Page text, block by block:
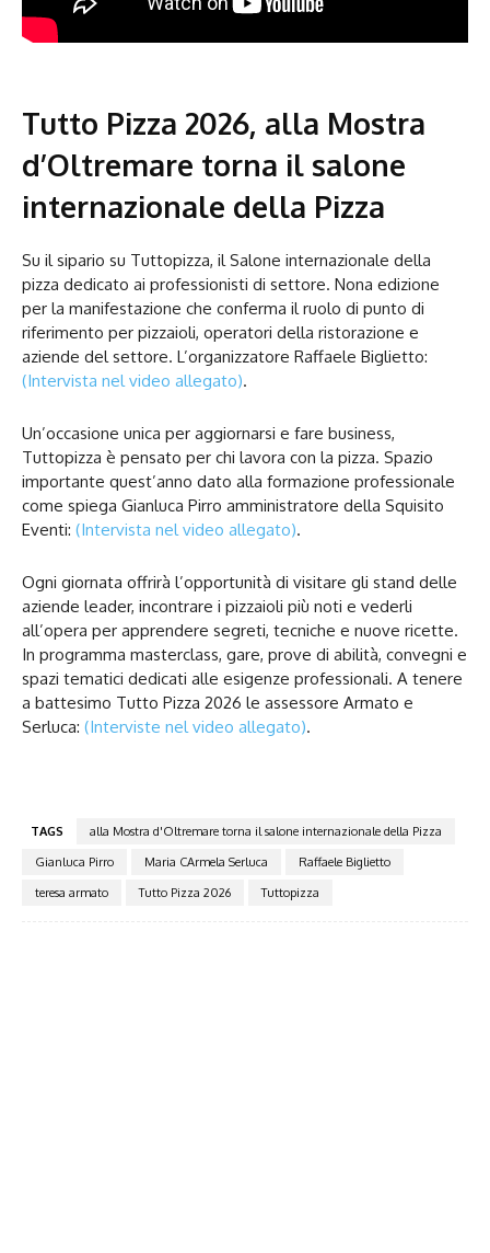
Tutto Pizza 2026, alla Mostra
d’Oltremare torna il salone
internazionale della Pizza
Su il sipario su Tuttopizza, il Salone internazionale della
pizza dedicato ai professionisti di settore. Nona edizione
per la manifestazione che conferma il ruolo di punto di
riferimento per pizzaioli, operatori della ristorazione e
aziende del settore. L’organizzatore Raffaele Biglietto:
(Intervista nel video allegato).
Un’occasione unica per aggiornarsi e fare business,
Tuttopizza è pensato per chi lavora con la pizza. Spazio
importante quest’anno dato alla formazione professionale
come spiega Gianluca Pirro amministratore della Squisito
Eventi: (Intervista nel video allegato).
Ogni giornata offrirà l’opportunità di visitare gli stand delle
aziende leader, incontrare i pizzaioli più noti e vederli
all’opera per apprendere segreti, tecniche e nuove ricette.
In programma masterclass, gare, prove di abilità, convegni e
spazi tematici dedicati alle esigenze professionali. A tenere
a battesimo Tutto Pizza 2026 le assessore Armato e
Serluca: (Interviste nel video allegato).
TAGS
alla Mostra d'Oltremare torna il salone internazionale della Pizza
Gianluca Pirro
Maria CArmela Serluca
Raffaele Biglietto
teresa armato
Tutto Pizza 2026 Tuttopizza